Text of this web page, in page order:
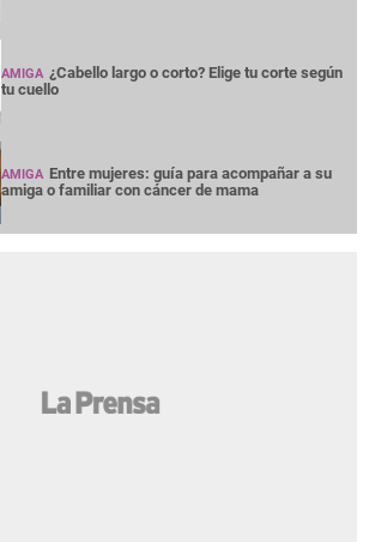
AMIGA ¿Cabello largo o corto? Elige tu corte según
tu cuello
AMIGA Entre mujeres: guía para acompañar a su
amiga o familiar con cáncer de mama